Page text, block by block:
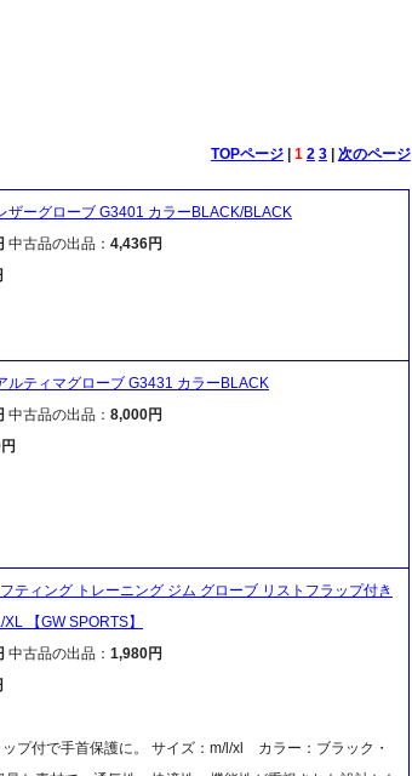
TOPページ| 1 2 3| 次のページ
ザーグローブ G3401 カラーBLACK/BLACK
中古品の出品： 4,436円
ルティマグローブ G3431 カラーBLACK
中古品の出品： 8,000円
ティング トレーニング ジム グローブ リストフラップ付き
【GW SPORTS】
中古品の出品： 1,980円
プ付で手首保護に。 サイズ：m/l/xl カラー：ブラック・